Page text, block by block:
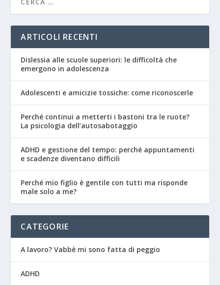
ARTICOLI RECENTI
Dislessia alle scuole superiori: le difficoltà che
emergono in adolescenza
Adolescenti e amicizie tossiche: come riconoscerle
Perché continui a metterti i bastoni tra le ruote?
La psicologia dell’autosabotaggio
ADHD e gestione del tempo: perché appuntamenti
e scadenze diventano difficili
Perché mio figlio è gentile con tutti ma risponde
male solo a me?
CATEGORIE
A lavoro? Vabbè mi sono fatta di peggio
ADHD